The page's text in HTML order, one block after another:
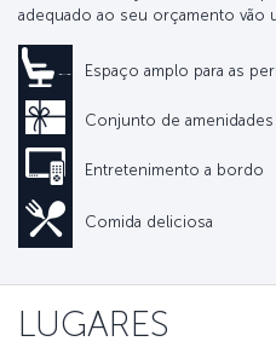
adequado ao seu orçamento vão
Espaço amplo para as
Conjunto de amenidades
Entretenimento a bordo
Comida deliciosa
LUGARES